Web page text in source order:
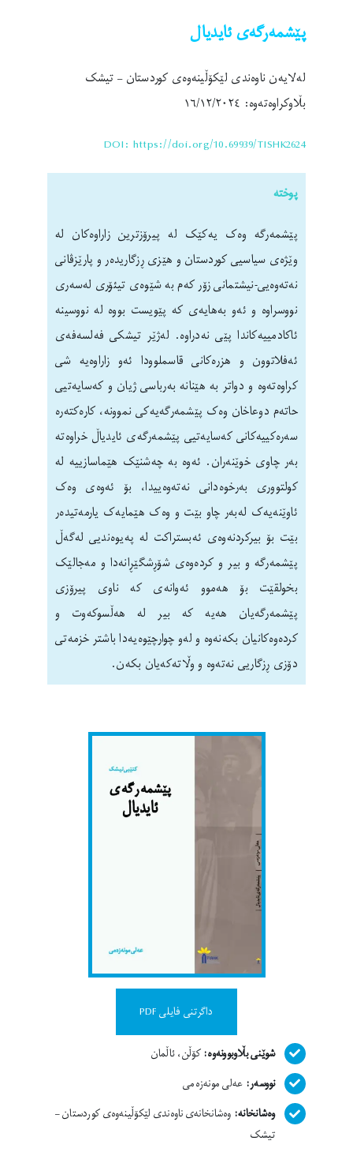
پێشمەرگەی ئایدیال
لەلایەن ناوەندی لێکۆڵینەوەی کوردستان – تیشک
بڵاوکراوەتەوە: ١٦/١٢/٢٠٢٤
DOI: https://doi.org/10.69939/TISHK2624
پوختە
پێشمەرگە وەک یەکێک لە پیرۆزترین زاراوەکان لە
وێژەی سیاسیی کوردستان و هێزی ڕزگاریدەر و پارێزڤانی
نەتەوەیی-نیشتمانی زۆر کەم بە شێوەی تیئۆری لەسەری
نووسراوە و ئەو بەهایەی کە پێویست بووە لە نووسینە
ئاکادمییەکاندا پێی نەدراوە. لەژێر تیشکی فەلسەفەی
ئەفلاتوون و هزرەکانی قاسملوودا ئەو زاراوەیە شی
کراوەتەوە و دواتر بە هێنانە بەرباسی ژیان و کەسایەتیی
حاتەم دوعاخان وەک پێشمەرگەیەکی نموونە، کارەکتەرە
سەرەکییەکانی کەسایەتیی پێشمەرگەی ئایدیاڵ خراوەتە
بەر چاوی خوێنەران. ئەوە بە چەشنێک هێماسازییە لە
کولتووری بەرخوەدانی نەتەوەییدا، بۆ ئەوەی وەک
ئاوێنەیەک لەبەر چاو بێت و وەک هێمایەک یارمەتیدەر
بێت بۆ بیرکردنەوەی ئەبستراکت لە پەیوەندیی لەگەڵ
پێشمەرگە و بیر و کردەوەی شۆڕشگێڕانەدا و مەجالێک
بخولقێت بۆ هەموو ئەوانەی کە ناوی پیرۆزی
پێشمەرگەیان هەیە کە بیر لە هەڵسوکەوت و
کردەوەکانیان بکەنەوە و لەو چوارچێوەیەدا باشتر خزمەتی
دۆزی ڕزگاریی نەتەوە و وڵاتەکەیان بکەن.
داگرتنی فایلی PDF
شوێنی بڵاوبوونەوە:کۆڵن، ئاڵمان
نووسەر: عەلی مونەزەمی
وەشانخانە: وەشانخانەی ناوەندی لێکۆڵینەوەی کوردستان –
تیشک